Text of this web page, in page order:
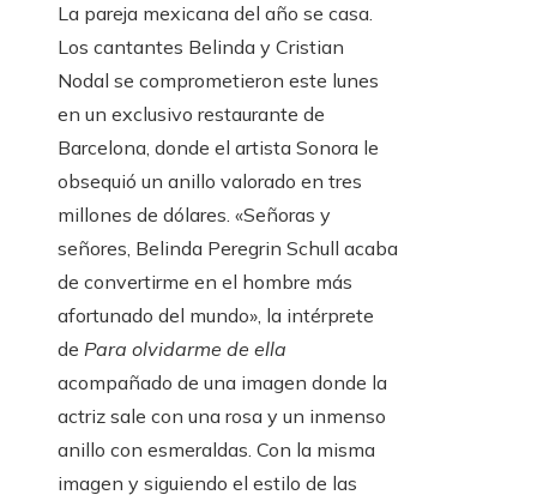
La pareja mexicana del año se casa.
Los cantantes Belinda y Cristian
Nodal se comprometieron este lunes
en un exclusivo restaurante de
Barcelona, ​​donde el artista Sonora le
obsequió un anillo valorado en tres
millones de dólares. «Señoras y
señores, Belinda Peregrin Schull acaba
de convertirme en el hombre más
afortunado del mundo», la intérprete
de Para olvidarme de ella
acompañado de una imagen donde la
actriz sale con una rosa y un inmenso
anillo con esmeraldas. Con la misma
imagen y siguiendo el estilo de las